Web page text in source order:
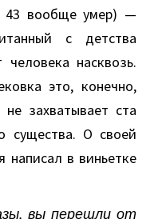
43 вообще умер) —
с детства
человека насквозь.
это, конечно,
захватывает ста
существа. О своей
написал в виньетке
вы перешли от